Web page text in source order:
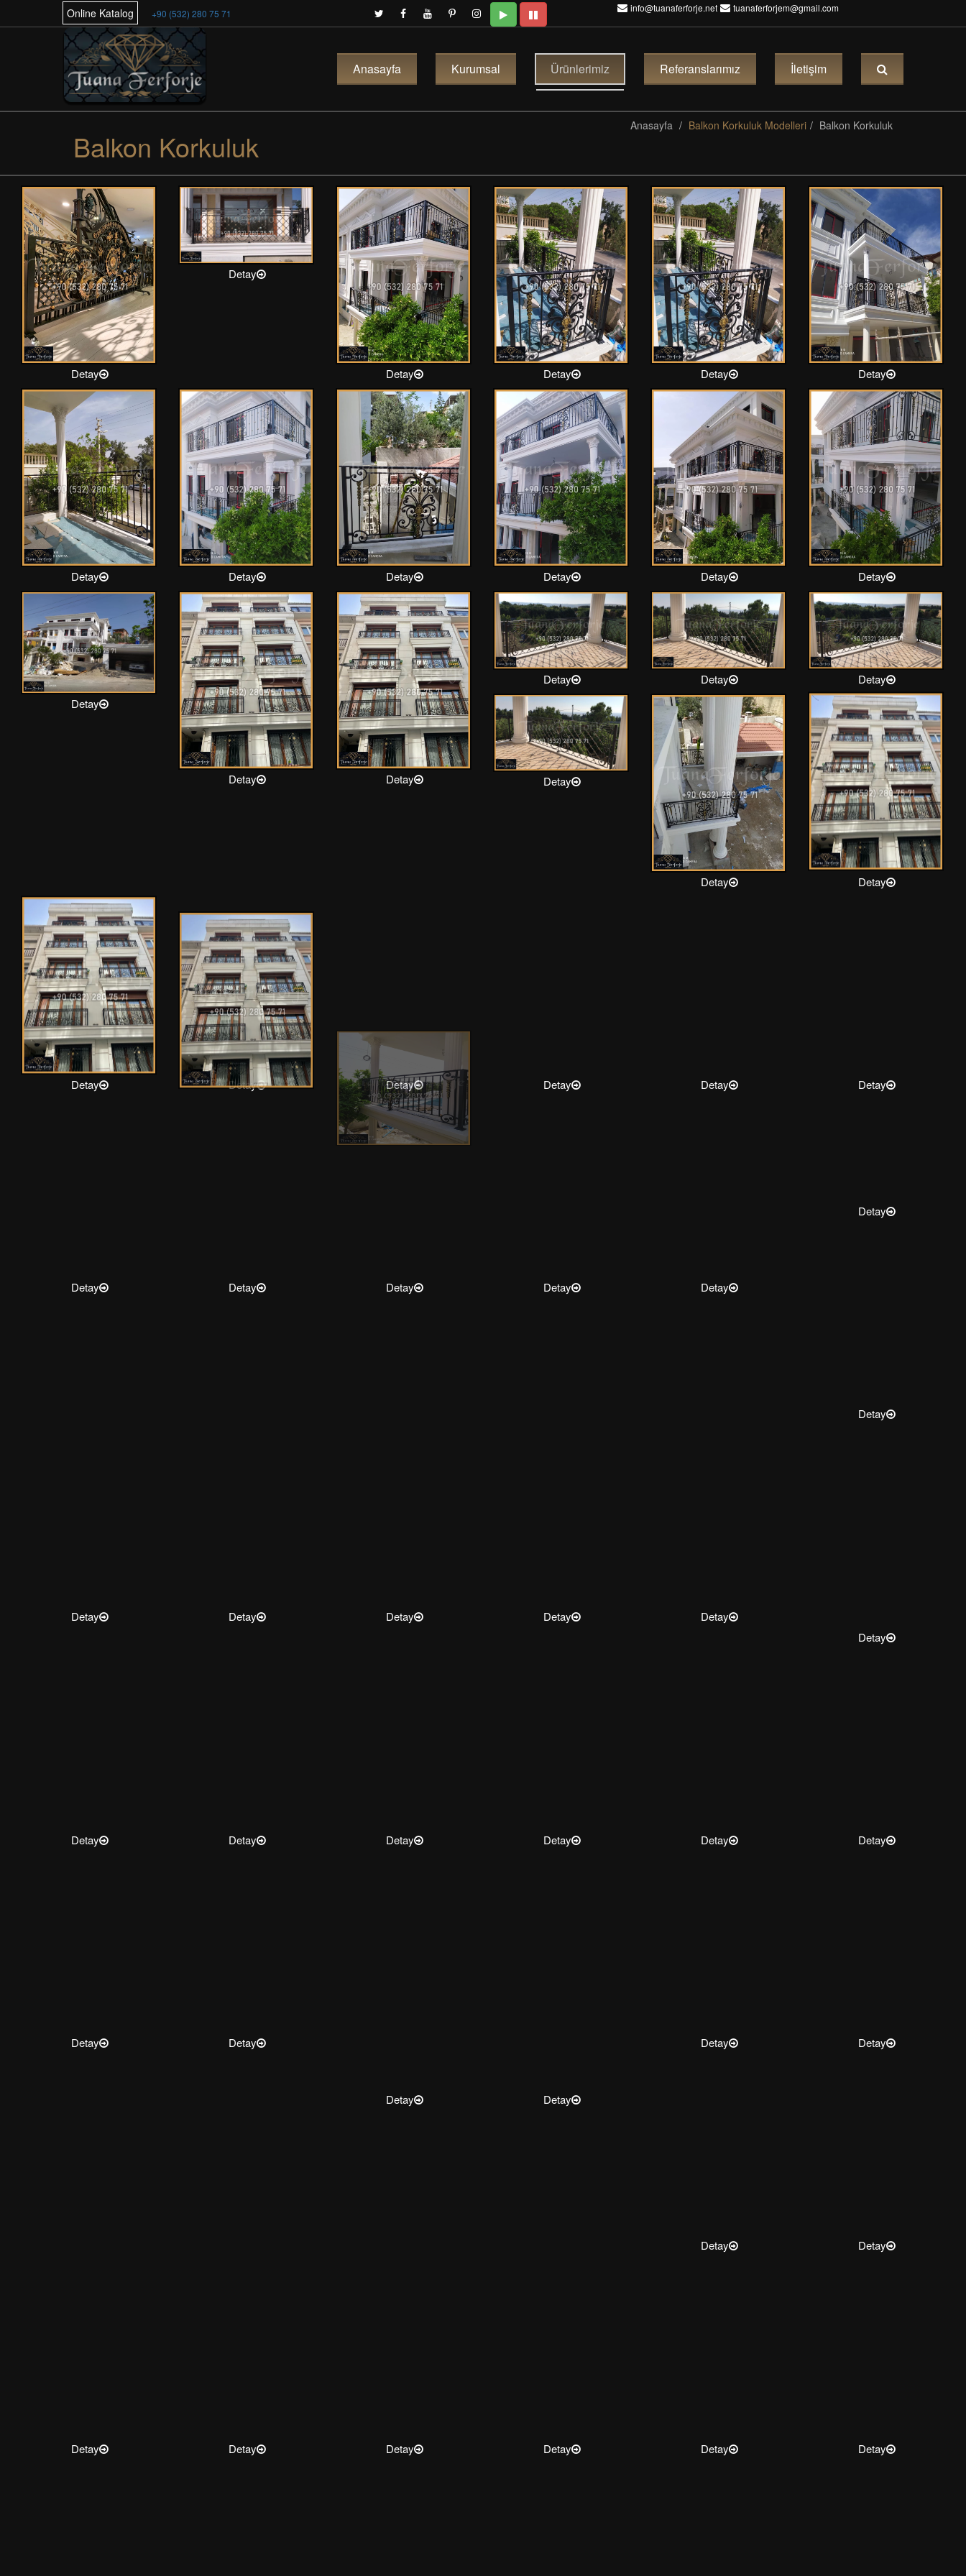
Online Katalog +90 (532) 280 75 71 info@tuanaferforje.net tuanaferforjem@gmail.com
Anasayfa Kurumsal Ürünlerimiz Referanslarımız İletişim
Balkon Korkuluk
Anasayfa Balkon Korkuluk Modelleri Balkon Korkuluk
Detay
Detay
Detay Detay Detay Detay
Detay Detay Detay Detay Detay Detay
Detay
Detay Detay
Detay Detay Detay
Detay
Detay Detay
Detay Detay Detay Detay Detay Detay
Detay Detay Detay Detay Detay
Detay
Detay
Detay Detay Detay Detay
Detay
Detay
Detay Detay Detay Detay Detay Detay
Detay Detay
Detay Detay
Detay Detay
Detay Detay
Detay Detay Detay Detay Detay Detay